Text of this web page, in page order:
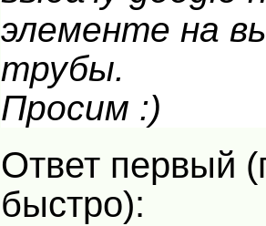
элементе на
трубы.
Просим :)
Ответ первый (просто, тупо,
быстро):